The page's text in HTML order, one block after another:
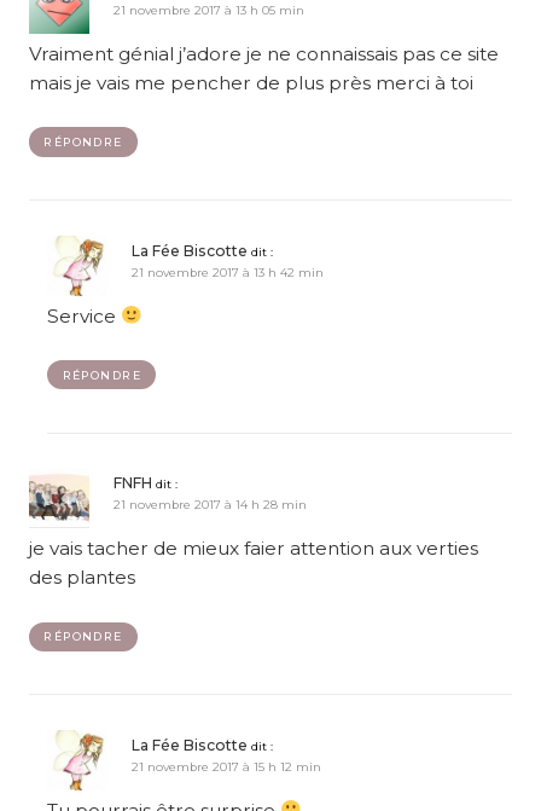
21 novembre 2017 à 13 h 05 min
Vraiment génial j’adore je ne connaissais pas ce site
mais je vais me pencher de plus près merci à toi
RÉPONDRE
La Fée Biscotte dit :
21 novembre 2017 à 13 h 42 min
Service
RÉPONDRE
FNFH dit :
21 novembre 2017 à 14 h 28 min
je vais tacher de mieux faier attention aux verties
des plantes
RÉPONDRE
La Fée Biscotte dit :
21 novembre 2017 à 15 h 12 min